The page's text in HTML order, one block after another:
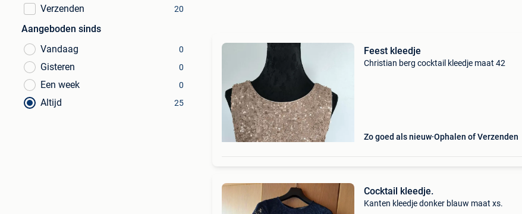
Verzenden 20
Aangeboden sinds
Vandaag
0
Gisteren 0
Een week 0
Altijd 25
Feest kleedje
Christian berg cocktail kleedje maat 42
Zo goed als nieuw Ophalen of Verzenden
Cocktail kleedje.
Kanten kleedje donker blauw maat xs.